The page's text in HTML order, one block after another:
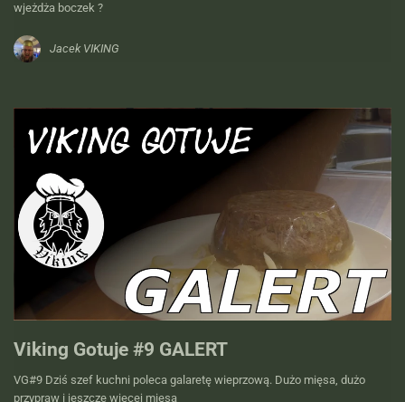
wjeżdża boczek ?
Jacek VIKING
Viking Gotuje #9 GALERT
VG#9 Dziś szef kuchni poleca galaretę wieprzową. Dużo mięsa, dużo
przypraw i jeszcze więcej mięsa